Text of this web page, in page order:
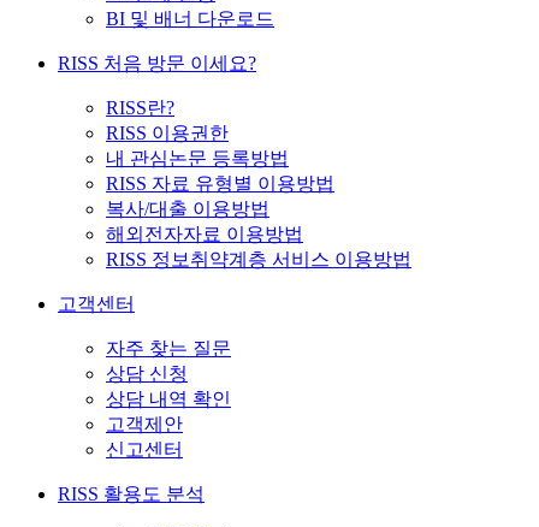
BI 및 배너 다운로드
RISS 처음 방문 이세요?
RISS란?
RISS 이용권한
내 관심논문 등록방법
RISS 자료 유형별 이용방법
복사/대출 이용방법
해외전자자료 이용방법
RISS 정보취약계층 서비스 이용방법
고객센터
자주 찾는 질문
상담 신청
상담 내역 확인
고객제안
신고센터
RISS 활용도 분석